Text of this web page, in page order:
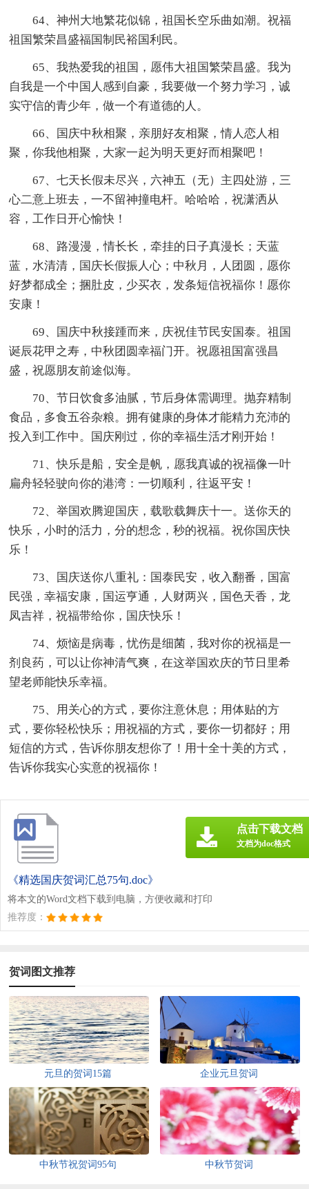
64、神州大地繁花似锦，祖国长空乐曲如潮。祝福
祖国繁荣昌盛福国制民裕国利民。
65、我热爱我的祖国，愿伟大祖国繁荣昌盛。我为
自我是一个中国人感到自豪，我要做一个努力学习，诚
实守信的青少年，做一个有道德的人。
66、国庆中秋相聚，亲朋好友相聚，情人恋人相
聚，你我他相聚，大家一起为明天更好而相聚吧！
67、七天长假未尽兴，六神五（无）主四处游，三
心二意上班去，一不留神撞电杆。哈哈哈，祝潇洒从
容，工作日开心愉快！
68、路漫漫，情长长，牵挂的日子真漫长；天蓝
蓝，水清清，国庆长假振人心；中秋月，人团圆，愿你
好梦都成全；捆肚皮，少买衣，发条短信祝福你！愿你
安康！
69、国庆中秋接踵而来，庆祝佳节民安国泰。祖国
诞辰花甲之寿，中秋团圆幸福门开。祝愿祖国富强昌
盛，祝愿朋友前途似海。
70、节日饮食多油腻，节后身体需调理。抛弃精制
食品，多食五谷杂粮。拥有健康的身体才能精力充沛的
投入到工作中。国庆刚过，你的幸福生活才刚开始！
71、快乐是船，安全是帆，愿我真诚的祝福像一叶
扁舟轻轻驶向你的港湾：一切顺利，往返平安！
72、举国欢腾迎国庆，载歌载舞庆十一。送你天的
快乐，小时的活力，分的想念，秒的祝福。祝你国庆快
乐！
73、国庆送你八重礼：国泰民安，收入翻番，国富
民强，幸福安康，国运亨通，人财两兴，国色天香，龙
凤吉祥，祝福带给你，国庆快乐！
74、烦恼是病毒，忧伤是细菌，我对你的祝福是一
剂良药，可以让你神清气爽，在这举国欢庆的节日里希
望老师能快乐幸福。
75、用关心的方式，要你注意休息；用体贴的方
式，要你轻松快乐；用祝福的方式，要你一切都好；用
短信的方式，告诉你朋友想你了！用十全十美的方式，
告诉你我实心实意的祝福你！
《精选国庆贺词汇总75句.doc》
将本文的Word文档下载到电脑，方便收藏和打印
推荐度：
点击下载文档
文档为doc格式
贺词图文推荐
元旦的贺词15篇 企业元旦贺词
中秋节祝贺词95句 中秋节贺词